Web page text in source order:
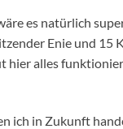
es natürlich
Enie und 15
hier alles
ich in Zukunft